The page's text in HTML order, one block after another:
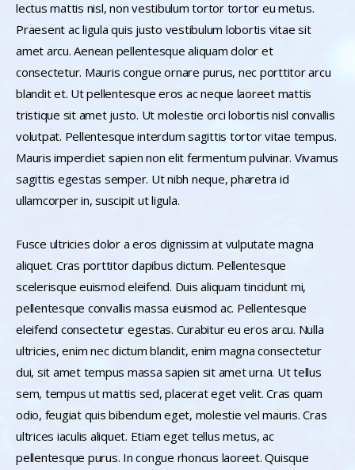
lectus mattis nisl, non vestibulum tortor tortor eu metus.
Praesent ac ligula quis justo vestibulum lobortis vitae sit
amet arcu. Aenean pellentesque aliquam dolor et
consectetur. Mauris congue ornare purus, nec porttitor arcu
blandit et. Ut pellentesque eros ac neque laoreet mattis
tristique sit amet justo. Ut molestie orci lobortis nisl convallis
volutpat. Pellentesque interdum sagittis tortor vitae tempus.
Mauris imperdiet sapien non elit fermentum pulvinar. Vivamus
sagittis egestas semper. Ut nibh neque, pharetra id
ullamcorper in, suscipit ut ligula.
Fusce ultricies dolor a eros dignissim at vulputate magna
aliquet. Cras porttitor dapibus dictum. Pellentesque
scelerisque euismod eleifend. Duis aliquam tincidunt mi,
pellentesque convallis massa euismod ac. Pellentesque
eleifend consectetur egestas. Curabitur eu eros arcu. Nulla
ultricies, enim nec dictum blandit, enim magna consectetur
dui, sit amet tempus massa sapien sit amet urna. Ut tellus
sem, tempus ut mattis sed, placerat eget velit. Cras quam
odio, feugiat quis bibendum eget, molestie vel mauris. Cras
ultrices iaculis aliquet. Etiam eget tellus metus, ac
pellentesque purus. In congue rhoncus laoreet. Quisque